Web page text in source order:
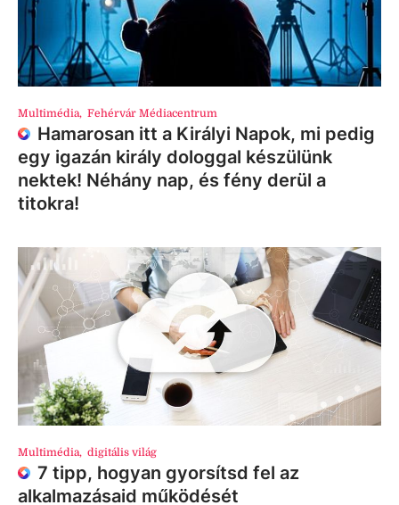
Multimédia, Fehérvár Médiacentrum
Hamarosan itt a Királyi Napok, mi pedig
egy igazán király dologgal készülünk
nektek! Néhány nap, és fény derül a
titokra!
Multimédia, digitális világ
7 tipp, hogyan gyorsítsd fel az
alkalmazásaid működését